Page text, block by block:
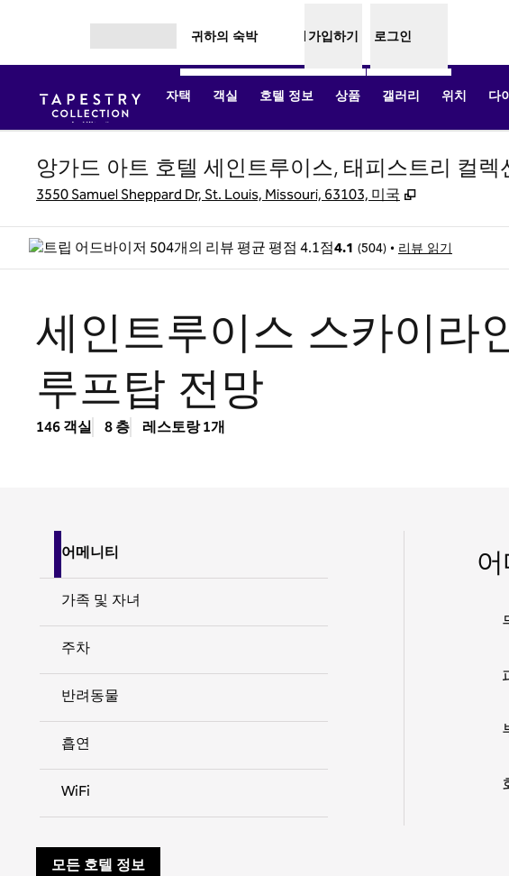
귀하의 숙박 가입하기 로그인
자택 객실 호텔 정보 상품 갤러리 위치 다
앙가드 아트 호텔 세인트루이스, 태피스트리 컬렉
3550 Samuel Sheppard Dr, St. Louis, Missouri, 63103, 미국 ,
4.1 (504) • 리뷰 읽기
세인트루이스 스카이라
루프탑 전망
146 객실 8 층 레스토랑 1개
어메니티
가족 및 자녀
주차
반려동물
흡연
WiFi
모든 호텔 정보